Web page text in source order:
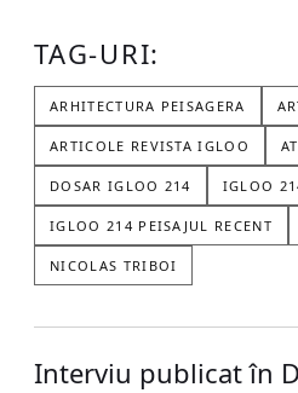
TAG-URI:
ARHITECTURA PEISAGERA
ARTICOLE REVISTA IGLOO
DOSAR IGLOO 214 IGLOO
IGLOO 214 PEISAJUL RECENT
NICOLAS TRIBOI
Interviu publicat în